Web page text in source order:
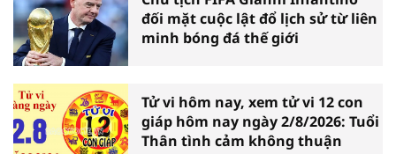
đối mặt cuộc lật đổ lịch sử từ liên
minh bóng đá thế giới
Tử vi hôm nay, xem tử vi 12 con
giáp hôm nay ngày 2/8/2026: Tuổi
Thân tình cảm không thuận